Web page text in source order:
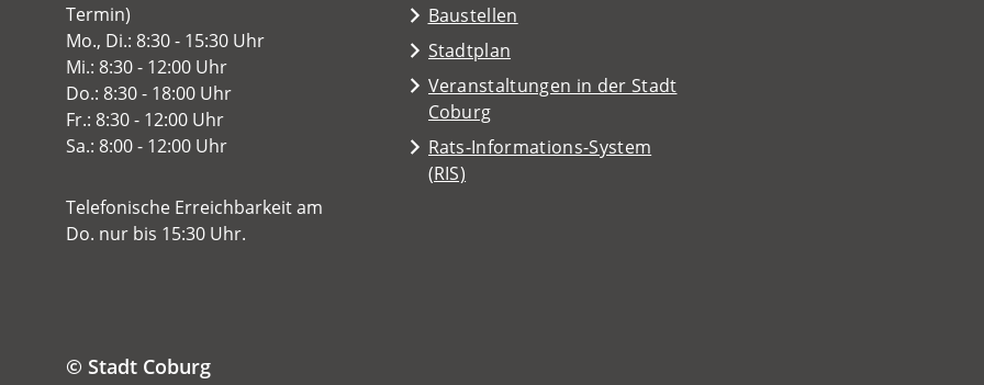
Termin
(Öffnet
in
einem
neuen
Tab)
)
Mo., Di.: 8:30 - 15:30 Uhr
Mi.: 8:30 - 12:00 Uhr
Do.: 8:30 - 18:00 Uhr
Fr.: 8:30 - 12:00 Uhr
Sa.: 8:00 - 12:00 Uhr
Telefonische Erreichbarkeit am
Do. nur bis 15:30 Uhr.
Baustellen
Stadtplan
(Öffnet
in
einem
Tab)
Veranstaltungen in der Stadt
Coburg
(Öffnet
in
einem
neuen
Rats-Informations-System
(RIS)
(Öffnet
© Stadt Coburg